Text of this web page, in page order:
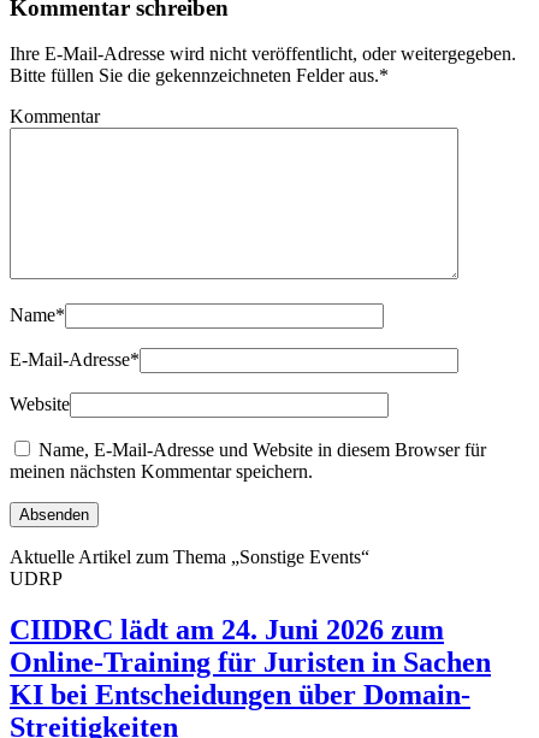
Kommentar schreiben
Ihre E-Mail-Adresse wird nicht veröffentlicht, oder weitergegeben.
Bitte füllen Sie die gekennzeichneten Felder aus.*
Kommentar
Name*
E-Mail-Adresse*
Website
Name, E-Mail-Adresse und Website in diesem Browser für
meinen nächsten Kommentar speichern.
Aktuelle Artikel zum Thema „Sonstige Events“
UDRP
CIIDRC lädt am 24. Juni 2026 zum
Online-Training für Juristen in Sachen
KI bei Entscheidungen über Domain-
Streitigkeiten